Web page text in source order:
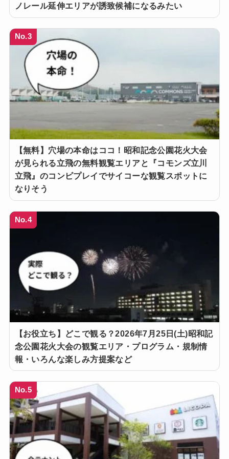
ノレール延伸エリアが誘致候補になるみたい
No.3
【無料】穴場の本命はココ！昭和記念公園花火大会
が見られる立飛の無料観覧エリアと『コモンズ立川
立飛』のコンビプレイでサイコーな観覧スポットに
なりそう
No.4
【お役立ち】どこで観る？2026年7月25日(土)昭和記
念公園花火大会の観覧エリア・プログラム・規制情
報・いろんな楽しみ方提案など
No.5